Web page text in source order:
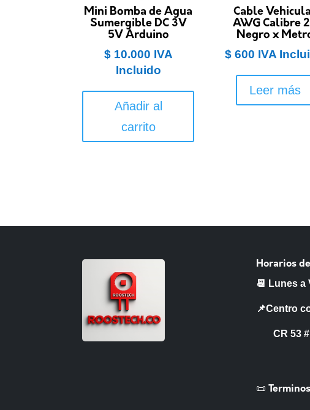
Mini Bomba de Agua
Sumergible DC 3V
5V Arduino
$10.000 IVA
Incluido
Añadir al
carrito
Cable
AWG Calibre
Negro x
$ 600 IVA
Leer más
Horarios
📆 Lunes
📌Centro
CR 53 #
📜